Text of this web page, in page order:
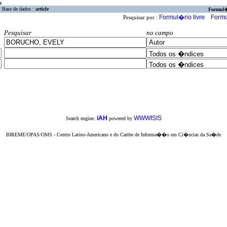
Base de dados : article
Pesquisar por : Formul�rio livre
Pesquisar
no campo
Search engine: iAH powered by WWWISIS
BIREME/OPAS/OMS - Centro Latino-Americano e do Caribe de Informa��o em Ci�ncias da Sa�de